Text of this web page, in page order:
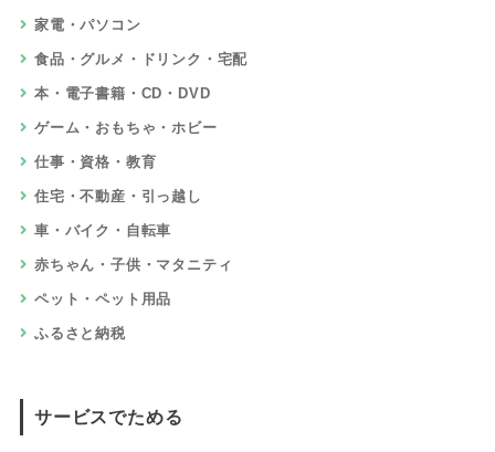
家電・パソコン
食品・グルメ・ドリンク・宅配
本・電子書籍・CD・DVD
ゲーム・おもちゃ・ホビー
仕事・資格・教育
住宅・不動産・引っ越し
車・バイク・自転車
赤ちゃん・子供・マタニティ
ペット・ペット用品
ふるさと納税
サービスでためる